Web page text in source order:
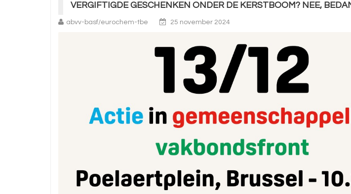
VERGIFTIGDE GESCHENKEN ONDER DE KERSTBOOM? NEE,
abvv-basf/eurochem-tbe 25 november 2024